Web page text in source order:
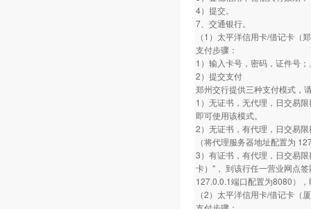
4）提交。
7、交通银行。
（1）太平洋信用卡/借记卡（
支付步骤：
1）输入卡号，密码，证件号；
2）提交支付
郑州交行提供三种支付模式，
1）无证书，无代理，日交易
即可使用该模式。
2）无证书，有代理，日交易
（将代理服务器地址配置为
3）有证书，有代理，日交易
卡）"， 到该行任一营业网点
127.0.0.1端口配置为8080）
（2）太平洋信用卡/借记卡（